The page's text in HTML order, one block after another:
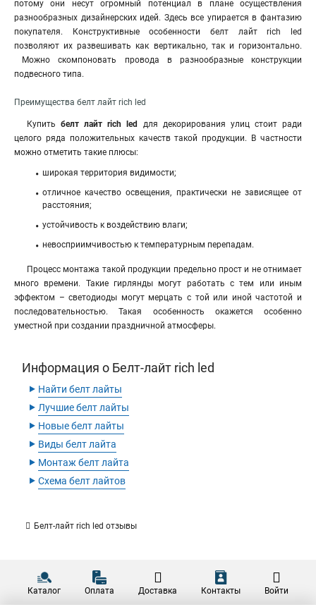
потому они несут огромный потенциал в плане осуществления
разнообразных дизайнерских идей. Здесь все упирается в фантазию
покупателя. Конструктивные особенности белт лайт rich led
позволяют их развешивать как вертикально, так и горизонтально.
Можно скомпоновать провода в разнообразные конструкции
подвесного типа.
Преимущества белт лайт rich led
Купитьбелт лайт rich led
для декорирования улиц стоит ради
целого ряда положительных качеств такой продукции. В частности
можно отметить такие плюсы:
широкая территория видимости;
отличное качество освещения, практически не зависящее от
расстояния;
устойчивость к воздействию влаги;
невосприимчивостью к температурным перепадам.
Процесс монтажа такой продукции предельно прост и не отнимает
много времени. Такие гирлянды могут работать с тем или иным
эффектом – светодиоды могут мерцать с той или иной частотой и
последовательностью. Такая особенность окажется особенно
уместной при создании праздничной атмосферы.
Информация о Белт-лайт rich led
‣ Найти белт лайты
‣ Лучшие белт лайты
‣ Новые белт лайты
‣ Виды белт лайта
‣ Монтаж белт лайта
‣ Схема белт лайтов
Белт-лайт rich led отзывы
Каталог Оплата Доставка Контакты Войти